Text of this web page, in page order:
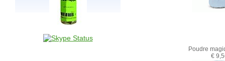
Poudre
€